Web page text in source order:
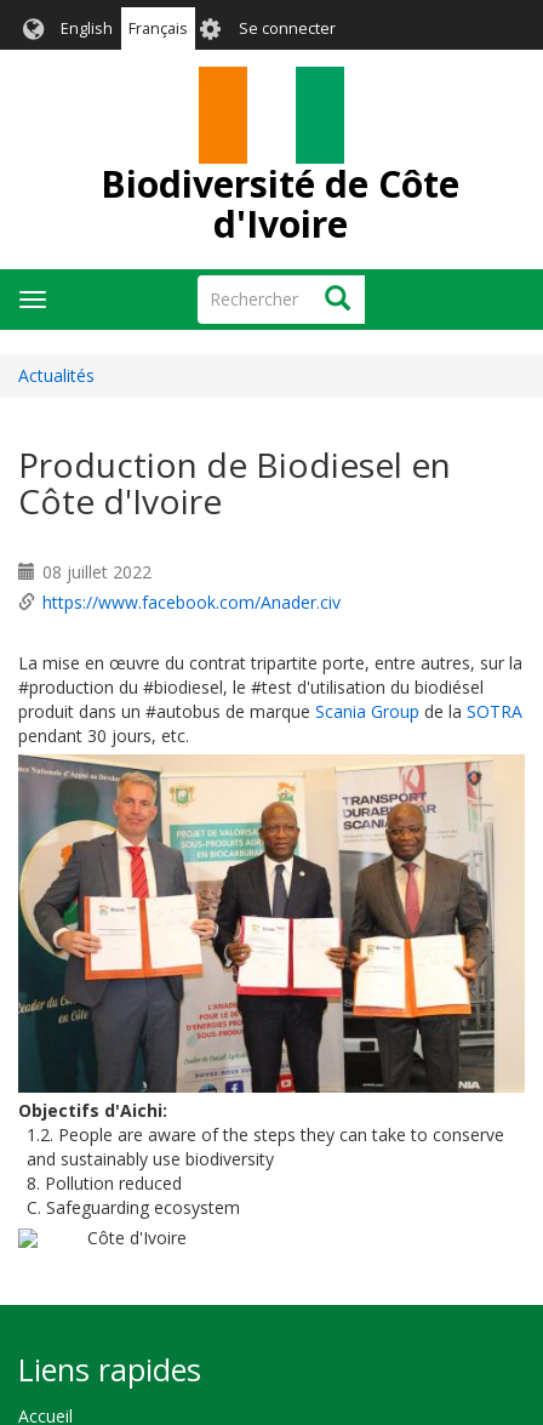
English Français User
account
Se connecter
Biodiversité de Côte
d'Ivoire
Rechercher Rechercher
Toggle
navigation
Actualités
Production de Biodiesel en
Côte d'Ivoire
08 juillet 2022
https://www.facebook.com/Anader.civ
La mise en œuvre du contrat tripartite porte, entre autres, sur la
#production du #biodiesel, le #test d'utilisation du biodiésel
produit dans un #autobus de marque Scania Group de la SOTRA
pendant 30 jours, etc.
Objectifs d'Aichi
1.2. People are aware of the steps they can take to conserve
and sustainably use biodiversity
8. Pollution reduced
C. Safeguarding ecosystem
Côte d'Ivoire
Liens rapides
Accueil